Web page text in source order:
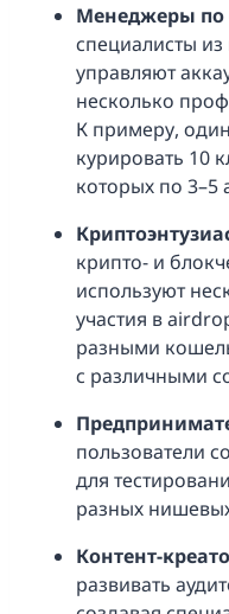
Менеджеры по
специалисты из
управляют
несколько
К примеру,
курировать 10
которых по 3–5
крипто- и
используют
участия в
разными
с различными
пользователи
для
разных
Контент-
развивать